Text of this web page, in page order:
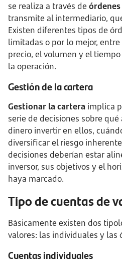
se realiza a través de
transmite al intermediario,
Existen diferentes tipos de
limitadas o por lo mejor,
precio, el volumen y el
la operación.
Gestión de la cartera
Gestionar la cartera implica
serie de decisiones sobre
dinero invertir en ellos,
diversificar el riesgo
decisiones deberían estar
inversor, sus objetivos y el
haya marcado.
Tipo de cuentas de
Básicamente existen dos
valores: las individuales y las
Cuentas individuales